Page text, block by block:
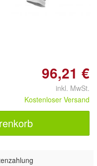
96,21 €
inkl. MwSt.
Kostenloser Versand